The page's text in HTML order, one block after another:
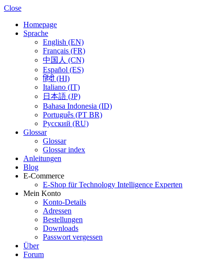
Close
Homepage
Sprache
English (EN)
Français (FR)
中国人 (CN)
Español (ES)
हिंदी (HI)
Italiano (IT)
日本語 (JP)
Bahasa Indonesia (ID)
Português (PT BR)
Pусский (RU)
Glossar
Glossar
Glossar index
Anleitungen
Blog
E-Commerce
E-Shop für Technology Intelligence Experten
Mein Konto
Konto-Details
Adressen
Bestellungen
Downloads
Passwort vergessen
Über
Forum